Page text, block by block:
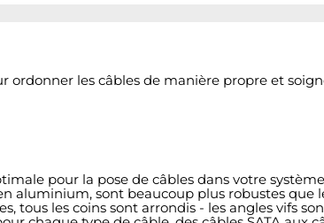
ordonner les câbles de manière propre et
pour la pose de câbles dans votre
aluminium, sont beaucoup plus robustes que
tous les coins sont arrondis - les angles vifs